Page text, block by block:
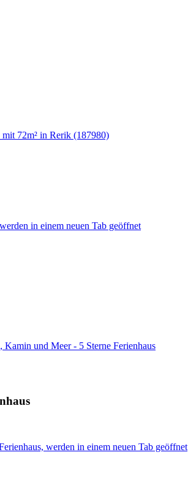
72m² in Rerik (187980)
in einem neuen Tab geöffnet
Kamin und Meer - 5 Sterne Ferienhaus
werden in einem neuen Tab geöffnet